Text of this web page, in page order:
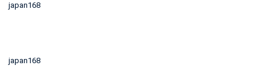
japan168
japan168